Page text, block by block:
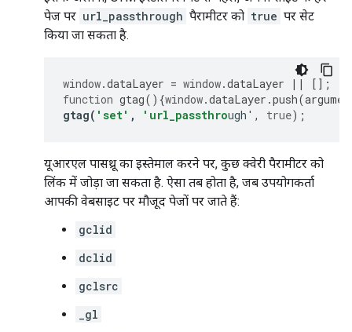
पेज पर url_passthrough पैरामीटर को true पर सेट
किया जा सकता है.
window.dataLayer = window.dataLayer ||
[];
function gtag(){window.dataLayer .push(
gtag( 'set' , 'url_passthrough' , true);
यूआरएल पासथ्रू का इस्तेमाल करने पर, कुछ क्वेरी पैरामीटर को
लिंक में जोड़ा जा सकता है. ऐसा तब होता है, जब उपयोगकर्ता
आपकी वेबसाइट पर मौजूद पेजों पर जाते हैं:
gclid
dclid
gclsrc
_gl